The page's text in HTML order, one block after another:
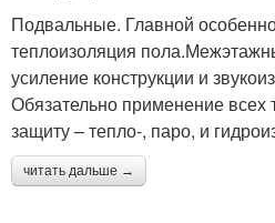
Подвальные. Главной
теплоизоляция
усиление конструкции и
Обязательно применение всех
защиту – тепло-, паро, и
читать дальше →